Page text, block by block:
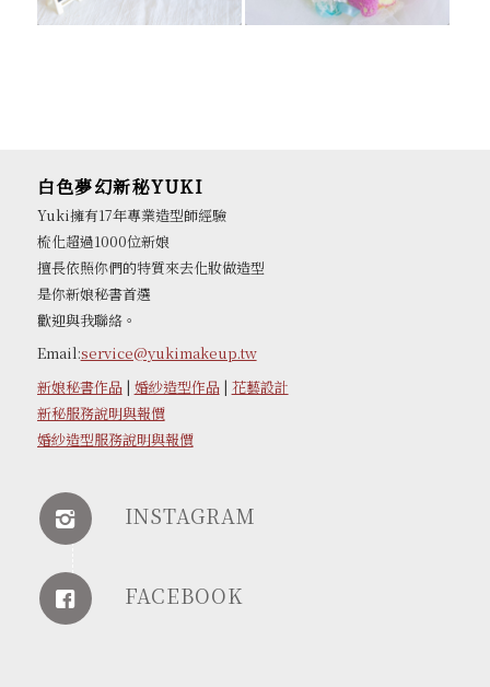
白色夢幻新秘YUKI
Yuki擁有17年專業造型師經驗
梳化超過1000位新娘
擅長依照你們的特質來去化妝做造型
是你新娘秘書首選
歡迎與我聯絡。
Email:service@yukimakeup.tw
新娘秘書作品| 婚紗造型作品| 花藝設計
新秘服務說明與報價
婚紗造型服務說明與報價
INSTAGRAM
FACEBOOK